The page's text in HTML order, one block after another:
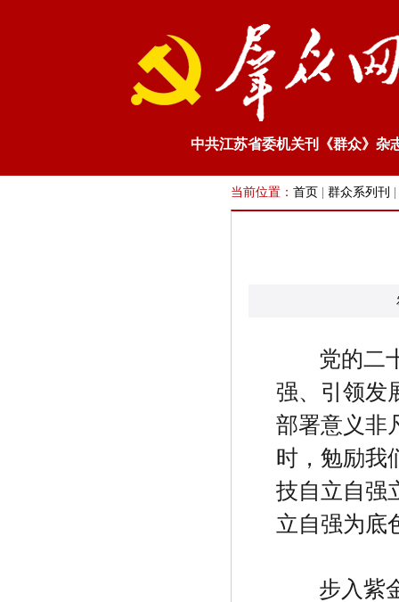
中共江苏省委机关刊《群众》杂
当前位置： 首页 群众系列刊
党的二
强、引领发
部署意义非
时，勉励我
技自立自强
立自强为底
步入紫